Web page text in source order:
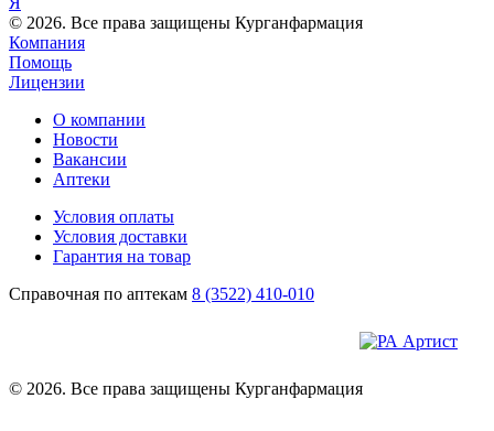
© 2026. Все права защищены Курганфармация
Компания
Помощь
Лицензии
О компании
Новости
Вакансии
Аптеки
Условия оплаты
Условия доставки
Гарантия на товар
Справочная по аптекам 8 (3522) 410-010
© 2026. Все права защищены Курганфармация